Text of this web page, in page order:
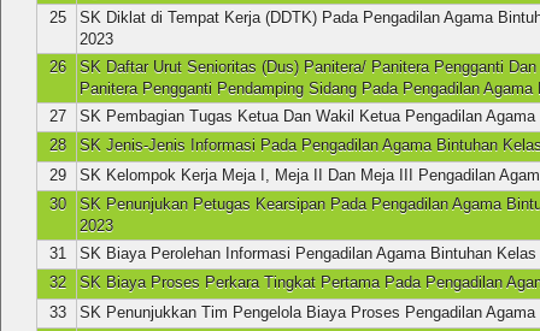
25
SK Diklat di Tempat Kerja (DDTK) Pada Pengadilan Agama
2023
26
SK Daftar Urut Senioritas (Dus) Panitera/ Panitera Pengganti
Panitera Pengganti Pendamping Sidang Pada Pengadilan
27
SK Pembagian Tugas Ketua Dan Wakil Ketua Pengadilan
28
SK Jenis-Jenis Informasi Pada Pengadilan Agama Bintuhan
29
SK Kelompok Kerja Meja I, Meja II Dan Meja III Pengadilan
30
SK Penunjukan Petugas Kearsipan Pada Pengadilan Agama
2023
31
SK Biaya Perolehan Informasi Pengadilan Agama Bintuhan
32
SK Biaya Proses Perkara Tingkat Pertama Pada Pengadilan
33
SK Penunjukkan Tim Pengelola Biaya Proses Pengadilan